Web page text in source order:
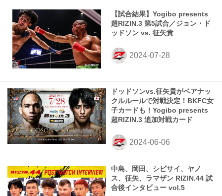
【試合結果】Yogibo presents
超RIZIN.3 第5試合／ジョン・ド
ッドソン vs. 征矢貴
ドッドソンvs.征矢貴がベアナッ
クルルールで対戦決定！BKFC女
子カードも！Yogibo presents
超RIZIN.3 追加対戦カード
中島、岡田、シビサイ、ヤノ
ス、征矢、ラマザン RIZIN.44 試
合後インタビュー vol.5